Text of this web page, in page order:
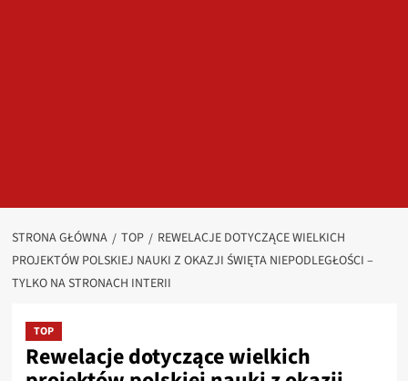
STRONA GŁÓWNA TOP
REWELACJE DOTYCZĄCE WIELKICH
PROJEKTÓW POLSKIEJ NAUKI Z OKAZJI ŚWIĘTA NIEPODLEGŁOŚCI –
TYLKO NA STRONACH INTERII
TOP
Rewelacje dotyczące wielkich